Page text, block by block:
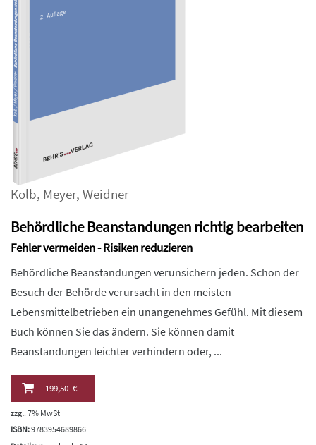
Kolb, Meyer, Weidner
Behördliche Beanstandungen richtig bearbeiten
Fehler vermeiden - Risiken reduzieren
Behördliche Beanstandungen verunsichern jeden. Schon der
Besuch der Behörde verursacht in den meisten
Lebensmittelbetrieben ein unangenehmes Gefühl. Mit diesem
Buch können Sie das ändern. Sie können damit
Beanstandungen leichter verhindern oder, ...
199,50 €
zzgl. 7% MwSt
ISBN:9783954689866